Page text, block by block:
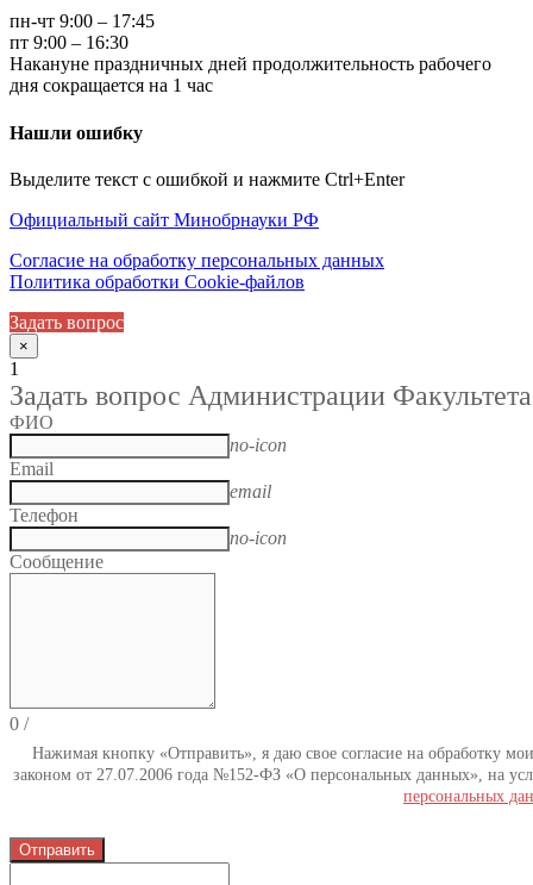
пн-чт 9:00 – 17:45
пт 9:00 – 16:30
Накануне праздничных дней продолжительность рабочего
дня сокращается на 1 час
Нашли ошибку
Выделите текст с ошибкой и нажмите Ctrl+Enter
Официальный сайт Минобрнауки РФ
Согласие на обработку персональных данных
Политика обработки Cookie-файлов
Задать вопрос
×
1
Задать вопрос Администрации Факультета
ФИО
no-icon
Email
email
Телефон
no-icon
Сообщение
0 /
Нажимая кнопку «Отправить», я даю свое согласие на обработку
законом от 27.07.2006 года №152-ФЗ «О персональных данных», на
персональных
Отправить